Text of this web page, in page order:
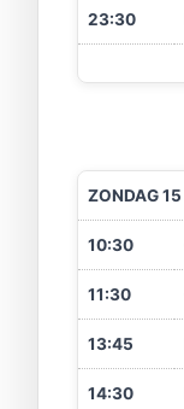
23:30
ZONDAG 15
10:30
11:30
13:45
14:30